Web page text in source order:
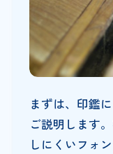
まずは、印鑑
ご説明します
しにくいフォ